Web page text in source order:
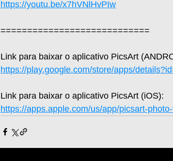
https://youtu.be/x7hVNlHvPIw
============================
Link para baixar o aplicativo PicsArt
https://play.google.com/store/apps/
Link para baixar o aplicativo PicsArt (iOS):
https://apps.apple.com/us/app/picsart-